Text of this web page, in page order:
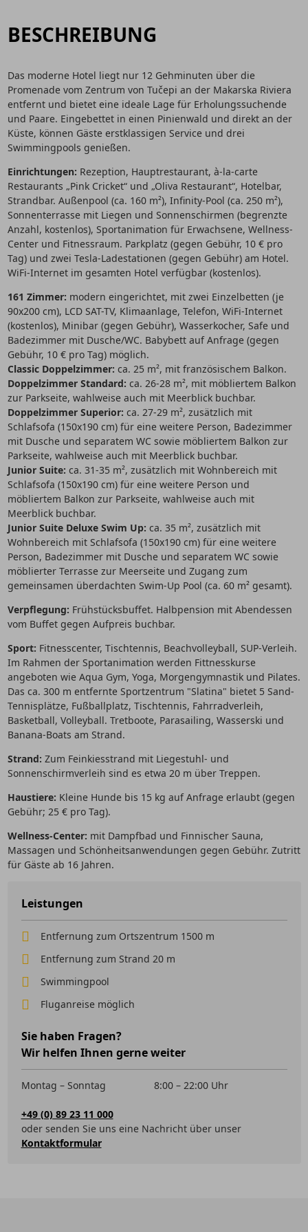
BESCHREIBUNG
Das moderne Hotel liegt nur 12 Gehminuten über die
Promenade vom Zentrum von Tučepi an der Makarska Riviera
entfernt und bietet eine ideale Lage für Erholungssuchende
und Paare. Eingebettet in einen Pinienwald und direkt an der
Küste, können Gäste erstklassigen Service und drei
Swimmingpools genießen.
Einrichtungen: Rezeption, Hauptrestaurant, à-la-carte
Restaurants „Pink Cricket“ und „Oliva Restaurant“, Hotelbar,
Strandbar. Außenpool (ca. 160 m²), Infinity-Pool (ca. 250 m²),
Sonnenterrasse mit Liegen und Sonnenschirmen (begrenzte
Anzahl, kostenlos), Sportanimation für Erwachsene, Wellness-
Center und Fitnessraum. Parkplatz (gegen Gebühr, 10 € pro
Tag) und zwei Tesla-Ladestationen (gegen Gebühr) am Hotel.
WiFi-Internet im gesamten Hotel verfügbar (kostenlos).
161 Zimmer: modern eingerichtet, mit zwei Einzelbetten (je
90x200 cm), LCD SAT-TV, Klimaanlage, Telefon, WiFi-Internet
(kostenlos), Minibar (gegen Gebühr), Wasserkocher, Safe und
Badezimmer mit Dusche/WC. Babybett auf Anfrage (gegen
Gebühr, 10 € pro Tag) möglich.
Classic Doppelzimmer: ca. 25 m², mit französischem Balkon.
Doppelzimmer Standard: ca. 26-28 m², mit möbliertem Balkon
zur Parkseite, wahlweise auch mit Meerblick buchbar.
Doppelzimmer Superior: ca. 27-29 m², zusätzlich mit
Schlafsofa (150x190 cm) für eine weitere Person, Badezimmer
mit Dusche und separatem WC sowie möbliertem Balkon zur
Parkseite, wahlweise auch mit Meerblick buchbar.
Junior Suite: ca. 31-35 m², zusätzlich mit Wohnbereich mit
Schlafsofa (150x190 cm) für eine weitere Person und
möbliertem Balkon zur Parkseite, wahlweise auch mit
Meerblick buchbar.
Junior Suite Deluxe Swim Up: ca. 35 m², zusätzlich mit
Wohnbereich mit Schlafsofa (150x190 cm) für eine weitere
Person, Badezimmer mit Dusche und separatem WC sowie
möblierter Terrasse zur Meerseite und Zugang zum
gemeinsamen überdachten Swim-Up Pool (ca. 60 m² gesamt).
Verpflegung: Frühstücksbuffet. Halbpension mit Abendessen
vom Buffet gegen Aufpreis buchbar.
Sport: Fitnesscenter, Tischtennis, Beachvolleyball, SUP-Verleih.
Im Rahmen der Sportanimation werden Fittnesskurse
angeboten wie Aqua Gym, Yoga, Morgengymnastik und Pilates.
Das ca. 300 m entfernte Sportzentrum "Slatina" bietet 5 Sand-
Tennisplätze, Fußballplatz, Tischtennis, Fahrradverleih,
Basketball, Volleyball. Tretboote, Parasailing, Wasserski und
Banana-Boats am Strand.
Strand: Zum Feinkiesstrand mit Liegestuhl- und
Sonnenschirmverleih sind es etwa 20 m über Treppen.
Haustiere: Kleine Hunde bis 15 kg auf Anfrage erlaubt (gegen
Gebühr; 25 € pro Tag).
Wellness-Center: mit Dampfbad und Finnischer Sauna,
Massagen und Schönheitsanwendungen gegen Gebühr. Zutritt
für Gäste ab 16 Jahren.
Leistungen
Entfernung zum Ortszentrum 1500 m
Entfernung zum Strand 20 m
Swimmingpool
Fluganreise möglich
Sie haben Fragen?
Wir helfen Ihnen gerne weiter
Montag – Sonntag 8:00 – 22:00 Uhr
+49 (0) 89 23 11 000
oder senden Sie uns eine Nachricht über unser
Kontaktformular